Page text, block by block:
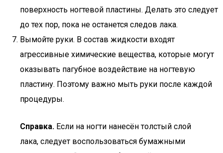
поверхность ногтевой пластины. Делать это следует
до тех пор, пока не останется следов лака.
Вымойте руки. В состав жидкости входят
агрессивные химические вещества, которые могут
оказывать пагубное воздействие на ногтевую
пластину. Поэтому важно мыть руки после каждой
процедуры.
Справка. Если на ногти нанесён толстый слой
лака, следует воспользоваться бумажными